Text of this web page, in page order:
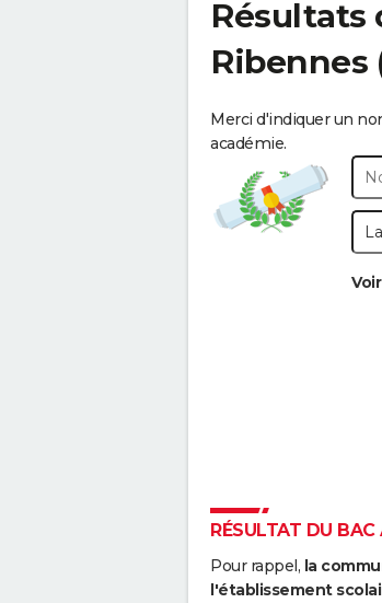
Résultats
Ribennes
Merci d'indiquer un
académie.
RÉSULTAT DU
Pour rappel, la
l'établissement